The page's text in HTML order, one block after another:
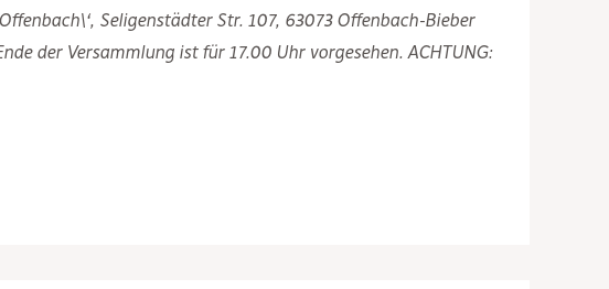
Seligenstädter Str. 107, 63073 Offenbach-Bieber
der Versammlung ist für 17.00 Uhr vorgesehen. ACHTUNG: